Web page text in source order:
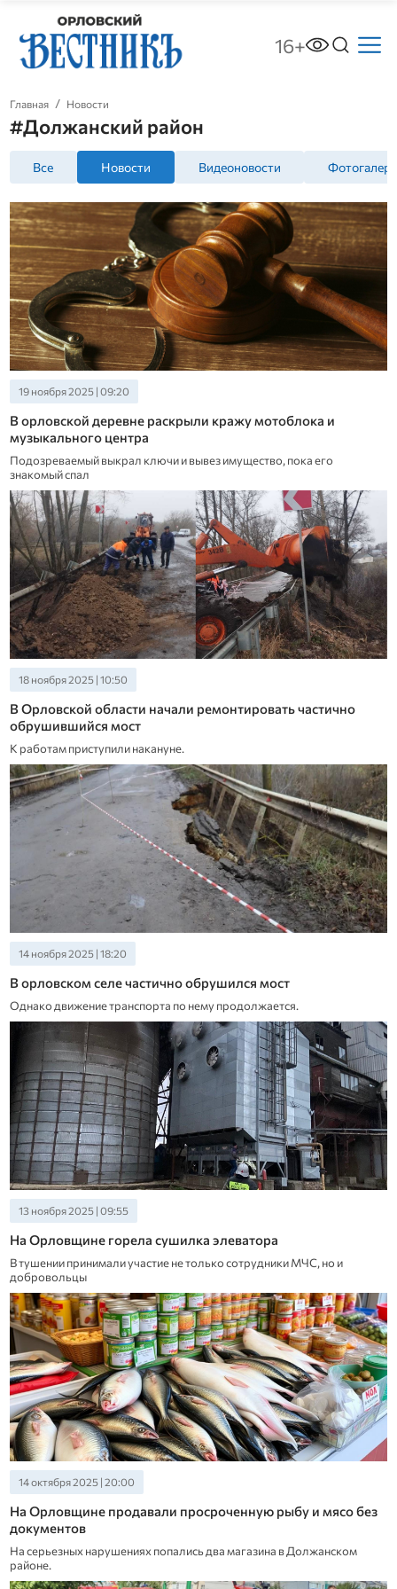
16+
Главная Новости
#Должанский район
Все Новости Видеоновости
19 ноября 2025 | 09:20
В орловской деревне раскрыли кражу мотоблока и
музыкального центра
Подозреваемый выкрал ключи и вывез имущество, пока его
знакомый спал
18 ноября 2025 | 10:50
В Орловской области начали ремонтировать частично
обрушившийся мост
К работам приступили накануне.
14 ноября 2025 | 18:20
В орловском селе частично обрушился мост
Однако движение транспорта по нему продолжается.
13 ноября 2025 | 09:55
На Орловщине горела сушилка элеватора
В тушении принимали участие не только сотрудники МЧС, но и
добровольцы
14 октября 2025 | 20:00
На Орловщине продавали просроченную рыбу и мясо без
документов
На серьезных нарушениях попались два магазина в Должанском
районе.